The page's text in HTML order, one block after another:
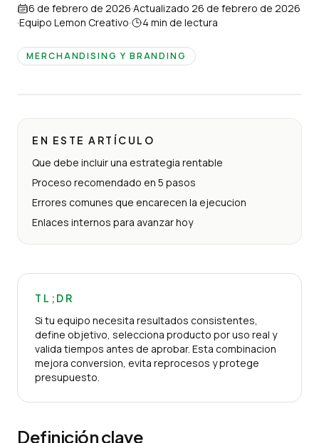
6 de febrero de 2026·Actualizado 26 de febrero de 2026
·Equipo Lemon Creativo· 4 min de lectura
MERCHANDISING Y BRANDING
EN ESTE ARTÍCULO
Que debe incluir una estrategia rentable
Proceso recomendado en 5 pasos
Errores comunes que encarecen la ejecucion
Enlaces internos para avanzar hoy
TL;DR
Si tu equipo necesita resultados consistentes,
define objetivo, selecciona producto por uso real y
valida tiempos antes de aprobar. Esta combinacion
mejora conversion, evita reprocesos y protege
presupuesto.
Definición clave